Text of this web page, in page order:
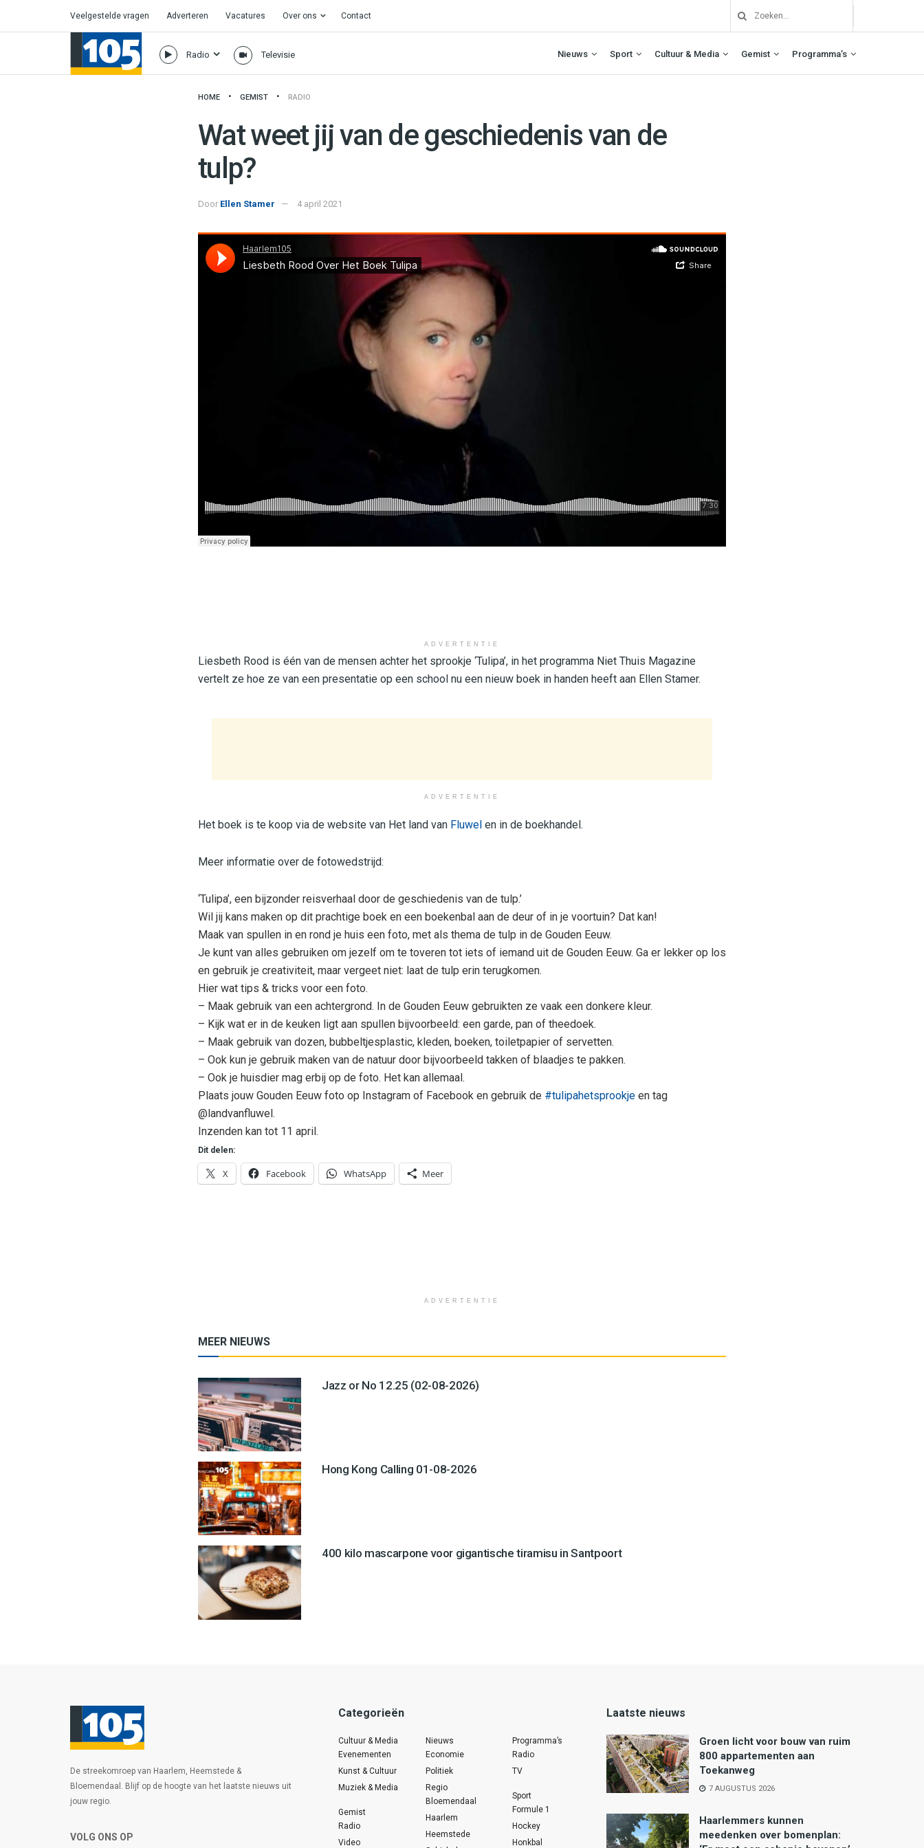
Veelgestelde vragen Adverteren Vacatures Over ons Contact
Radio Televisie Nieuws Sport Cultuur & Media Gemist Programma’s
HOME GEMIST RADIO
Wat weet jij van de geschiedenis van de
tulp?
Door Ellen Stamer 4 april 2021
Haarlem105 Liesbeth Rood Over Het Boek Tulipa
ADVERTENTIE
Liesbeth Rood is één van de mensen achter het sprookje ‘Tulipa’, in het programma Niet Thuis Magazine
vertelt ze hoe ze van een presentatie op een school nu een nieuw boek in handen heeft aan Ellen Stamer.
ADVERTENTIE
Het boek is te koop via de website van Het land van Fluwel en in de boekhandel.
Meer informatie over de fotowedstrijd:
‘Tulipa’, een bijzonder reisverhaal door de geschiedenis van de tulp.’
Wil jij kans maken op dit prachtige boek en een boekenbal aan de deur of in je voortuin? Dat kan!
Maak van spullen in en rond je huis een foto, met als thema de tulp in de Gouden Eeuw.
Je kunt van alles gebruiken om jezelf om te toveren tot iets of iemand uit de Gouden Eeuw. Ga er lekker op los
en gebruik je creativiteit, maar vergeet niet: laat de tulp erin terugkomen.
Hier wat tips & tricks voor een foto.
– Maak gebruik van een achtergrond. In de Gouden Eeuw gebruikten ze vaak een donkere kleur.
– Kijk wat er in de keuken ligt aan spullen bijvoorbeeld: een garde, pan of theedoek.
– Maak gebruik van dozen, bubbeltjesplastic, kleden, boeken, toiletpapier of servetten.
– Ook kun je gebruik maken van de natuur door bijvoorbeeld takken of blaadjes te pakken.
– Ook je huisdier mag erbij op de foto. Het kan allemaal.
Plaats jouw Gouden Eeuw foto op Instagram of Facebook en gebruik de #tulipahetsprookje en tag
@landvanfluwel.
Inzenden kan tot 11 april.
Dit delen:
X Facebook WhatsApp Meer
ADVERTENTIE
MEER NIEUWS
Jazz or No 12.25 (02-08-2026)
Hong Kong Calling 01-08-2026
400 kilo mascarpone voor gigantische tiramisu in Santpoort
De streekomroep van Haarlem, Heemstede &
Bloemendaal. Blijf op de hoogte van het laatste nieuws uit
jouw regio.
VOLG ONS OP
Categorieën
Cultuur & Media
Evenementen
Kunst & Cultuur
Muziek & Media
Gemist
Radio
Video
Nieuws
Economie
Politiek
Regio
Bloemendaal
Haarlem
Heemstede
Programma’s
Radio
TV
Sport
Formule 1
Hockey
Honkbal
Laatste nieuws
Groen licht voor bouw van ruim
800 appartementen aan
Toekanweg
7 AUGUSTUS 2026
Haarlemmers kunnen
meedenken over bomenplan: